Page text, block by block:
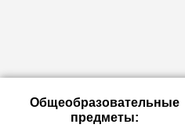
Общеобразовательные
предметы: